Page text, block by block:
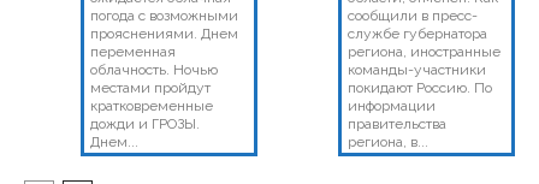
погода с возможными
прояснениями. Днем
переменная
облачность. Ночью
местами пройдут
кратковременные
дожди и ГРОЗЫ.
Днем...
сообщили в пресс-
службе губернатора
региона, иностранные
команды-участники
покидают Россию. По
информации
правительства
региона, в...